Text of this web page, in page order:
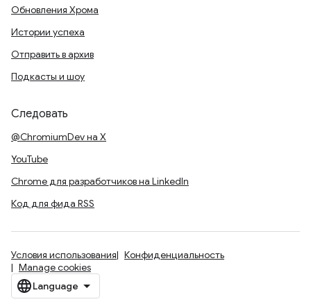
Обновления Хрома
Истории успеха
Отправить в архив
Подкасты и шоу
Следовать
@ChromiumDev на X
YouTube
Chrome для разработчиков на LinkedIn
Код для фида RSS
Условия использования
Конфиденциальность
Manage cookies